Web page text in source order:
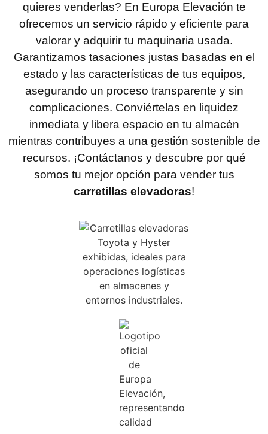
quieres venderlas? En Europa Elevación te
ofrecemos un servicio rápido y eficiente para
valorar y adquirir tu maquinaria usada.
Garantizamos tasaciones justas basadas en el
estado y las características de tus equipos,
asegurando un proceso transparente y sin
complicaciones. Conviértelas en liquidez
inmediata y libera espacio en tu almacén
mientras contribuyes a una gestión sostenible de
recursos. ¡Contáctanos y descubre por qué
somos tu mejor opción para vender tus
carretillas elevadoras!